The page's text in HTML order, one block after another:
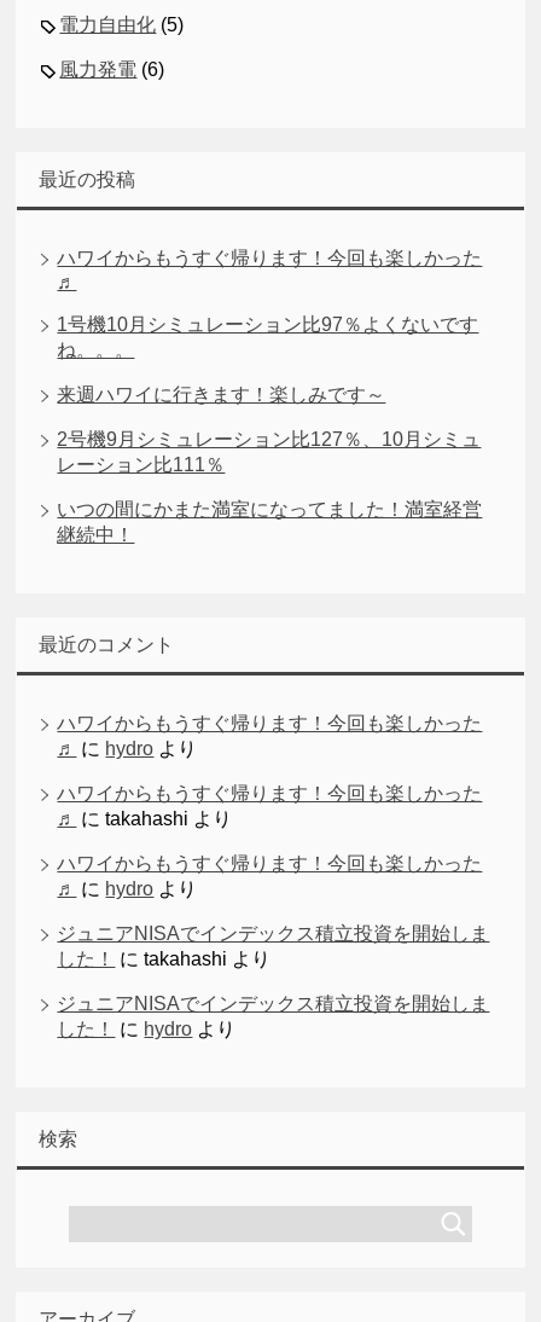
電力自由化 (5)
風力発電 (6)
最近の投稿
ハワイからもうすぐ帰ります！今回も楽しかった
♬
1号機10月シミュレーション比97％よくないです
ね。。。
来週ハワイに行きます！楽しみです～
2号機9月シミュレーション比127％、10月シミュ
レーション比111％
いつの間にかまた満室になってました！満室経営
継続中！
最近のコメント
ハワイからもうすぐ帰ります！今回も楽しかった
♬
に hydro より
ハワイからもうすぐ帰ります！今回も楽しかった
♬
にtakahashi より
ハワイからもうすぐ帰ります！今回も楽しかった
♬
に hydro より
ジュニアNISAでインデックス積立投資を開始しま
した！
にtakahashi より
ジュニアNISAでインデックス積立投資を開始しま
した！
に hydro より
検索